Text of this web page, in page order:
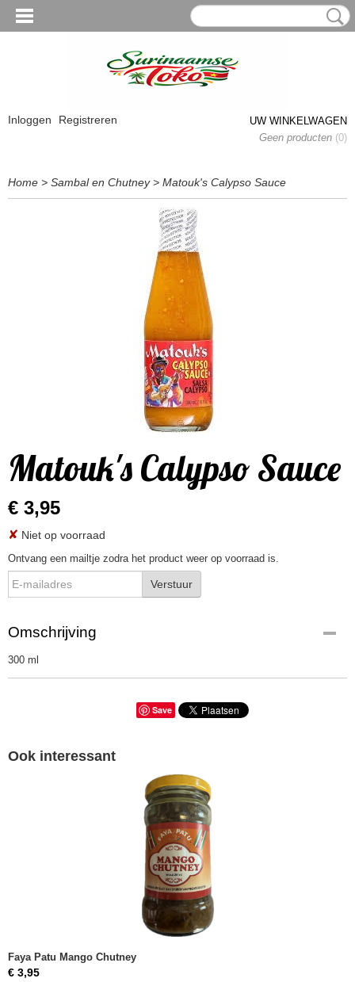
Inloggen Registreren
UW WINKELWAGEN
Geen producten (0)
Home > Sambal en Chutney> Matouk's Calypso Sauce
Matouk's Calypso Sauce
€ 3,95
✘ Niet op voorraad
Ontvang een mailtje zodra het product weer op voorraad is.
Verstuur
Omschrijving
300 ml
Save
Ook interessant
Faya Patu Mango Chutney
€ 3,95